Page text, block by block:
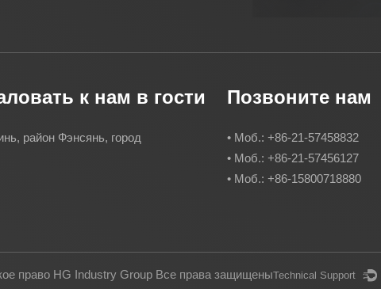
к нам в гости
район Фэнсянь, город
Позвоните нам
• Моб.: +86-21-57458832
• Моб.: +86-21-57456127
• Моб.: +86-15800718880
право HG Industry Group Все права защищеныTechnical Support ：